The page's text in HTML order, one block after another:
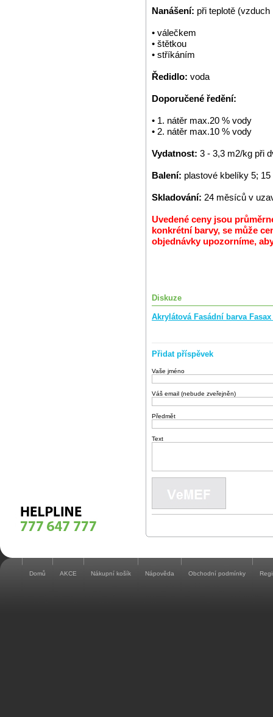
Nanášení: při teplotě
• válečkem
• štětkou
• stříkáním
Ředidlo: voda
Doporučené ředění:
• 1. nátěr max.20 % vody
• 2. nátěr max.10 % vody
Vydatnost: 3 - 3,3 m2/kg při
Balení: plastové kbelíky 5; 15
Skladování: 24 měsíců v
Uvedené ceny jsou
konkrétní barvy, se může
objednávky upozorníme,
Diskuze
Akrylátová Fasádní barva Fasax
Přidat příspěvek
Vaše jméno
Váš email (nebude zveřejněn)
Předmět
Text
Domů AKCE Nákupní košík Nápověda Obchodní podmínky